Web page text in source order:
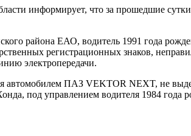
информирует, что за прошедшие
района ЕАО, водитель 1991 года
регистрационных знаков,
электропередачи.
автомобилем ПАЗ VEKTOR NEXT, не
под управлением водителя 1984